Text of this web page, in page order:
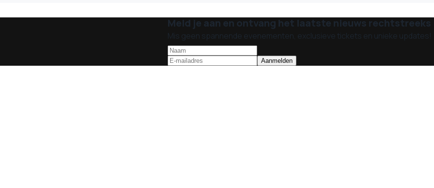
Meld je aan en ontvang het laatste nieuws rechtstreeks
Mis geen spannende evenementen, exclusieve tickets en unieke updates!